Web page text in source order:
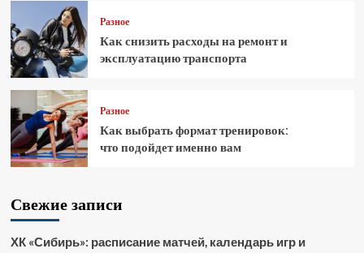
Разное
Как снизить расходы на ремонт и
эксплуатацию транспорта
Разное
Как выбрать формат тренировок:
что подойдет именно вам
Свежие записи
ХК «Сибирь»: расписание матчей, календарь игр и